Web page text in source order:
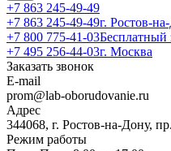
+7 863 245-49-49
+7 863 245-49-49г. Ростов-
+7 800 775-41-03Бесплатный
+7 495 256-44-03г. Москва
Заказать звонок
E-mail
prom@lab-oborudovanie.ru
Адрес
344068, г. Ростов-на-Дону,
Режим работы